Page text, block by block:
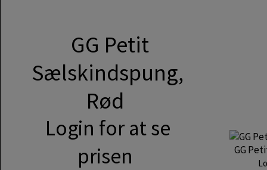
GG Petit
Sælskindspung,
Rød
Login for at se
prisen
GG